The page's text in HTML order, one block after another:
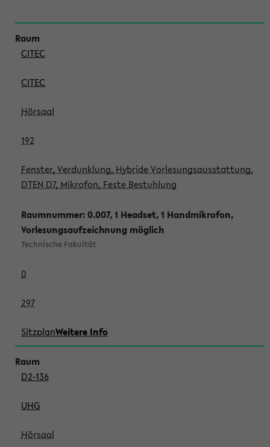
CITEC
CITEC
Hörsaal
192
Fenster, Verdunklung, Hybride Vorlesungsausstattung,
DTEN D7, Mikrofon, Feste Bestuhlung
Raumnummer: 0.007, 1 Headset, 1 Handmikrofon,
Vorlesungsaufzeichnung möglich
Technische Fakultät
0
297
SitzplanWeitere Info
D2-136
UHG
Hörsaal